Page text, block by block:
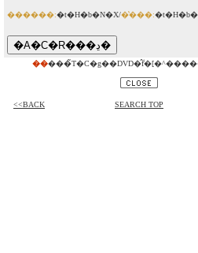
������:�t�H�b�N�X/�̔���:
��
<<BACK SEARCH TOP